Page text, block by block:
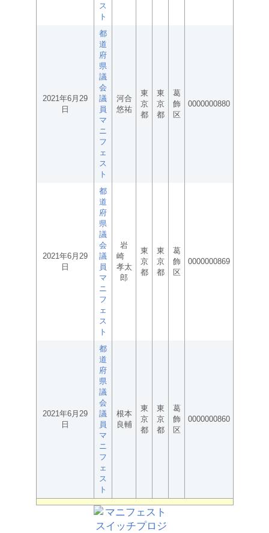
ス
ト
2021年6月29
日
都
道
府
県
議
会
議
員
マ
ニ
フ
ェ
ス
ト
河合
悠祐
東
京
都
東
京
都
葛
飾
区
0000000880
2021年6月29
日
都
道
府
県
議
会
議
員
マ
ニ
フ
ェ
ス
ト
岩
崎
孝太
郎
東
京
都
東
京
都
葛
飾
区
0000000869
2021年6月29
日
都
道
府
県
議
会
議
員
マ
ニ
フ
ェ
ス
ト
根本
良輔
東
京
都
東
京
都
葛
飾
区
0000000860